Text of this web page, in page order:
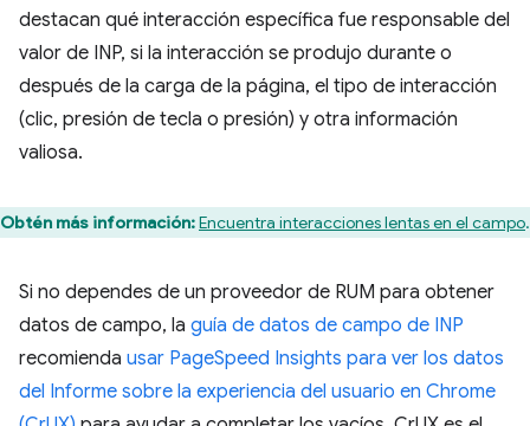
destacan qué interacción específica fue responsable del
valor de INP, si la interacción se produjo durante o
después de la carga de la página, el tipo de interacción
(clic, presión de tecla o presión) y otra información
valiosa.
Obtén más información:Encuentra interacciones lentas en el campo.
Si no dependes de un proveedor de RUM para obtener
datos de campo, la guía de datos de campo de INP
recomienda usar PageSpeed Insights para ver los datos
del Informe sobre la experiencia del usuario en Chrome